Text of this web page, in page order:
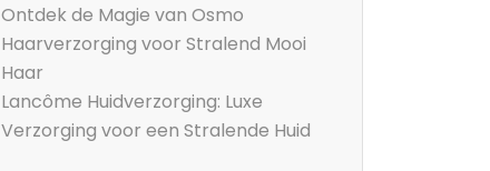
Ontdek de Magie van Osmo
Haarverzorging voor Stralend Mooi
Haar
Lancôme Huidverzorging: Luxe
Verzorging voor een Stralende Huid